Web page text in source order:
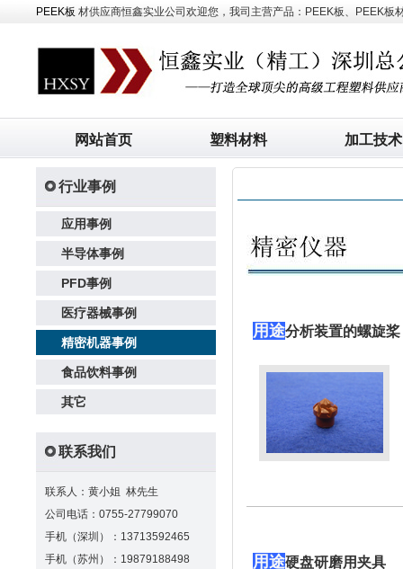
PEEK板 材供应商恒鑫实业公司欢迎您，我司主营产品：PEEK板、PEEK板
网站首页 塑料材料 加工技术
行业事例
应用事例
半导体事例
PFD事例
医疗器械事例
精密机器事例
食品饮料事例
其它
联系我们
联系人：黄小姐 林先生
公司电话：0755-27799070
手机（深圳）：13713592465
手机（苏州）：19879188498
用途分析装置的螺旋桨
用途硬盘研磨用夹具